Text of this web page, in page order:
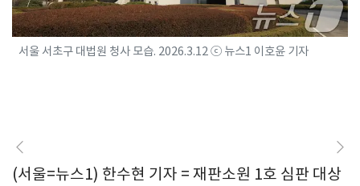
서울 서초구 대법원 청사 모습. 2026.3.12 ⓒ 뉴스1 이호윤 기자
(서울=뉴스1) 한수현 기자 = 재판소원 1호 심판 대상